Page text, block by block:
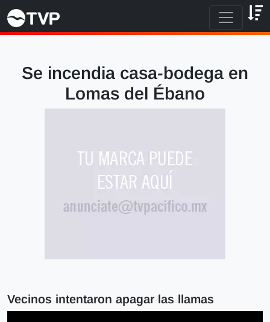
Se incendia casa-bodega en
Lomas del Ébano
Vecinos intentaron apagar las llamas